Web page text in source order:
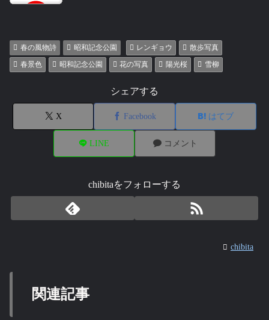
春の風物詩 昭和記念公園 レンギョウ
散歩写真
春景色
昭和記念公園 花の写真 陽光桜 雪柳
シェアする
X Facebook はてブ
LINE コメント
chibitaをフォローする
chibita
関連記事